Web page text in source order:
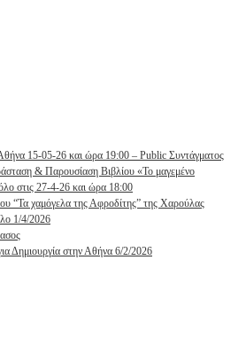
15-05-26 και ώρα 19:00 – Public Συντάγματος
& Παρουσίαση Βιβλίου «Το μαγεμένο
στις 27-4-26 και ώρα 18:00
“Τα χαμόγελα της Αφροδίτης” της Χαρούλας
1/4/2026
Δημιουργία στην Αθήνα 6/2/2026